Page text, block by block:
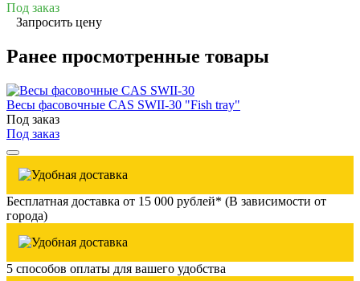
Под заказ
Запросить цену
Ранее просмотренные товары
Весы фасовочные CAS SWII-30 "Fish tray"
Под заказ
Под заказ
Бесплатная доставка от 15 000 рублей* (В зависимости от
города)
5 способов оплаты для вашего удобства